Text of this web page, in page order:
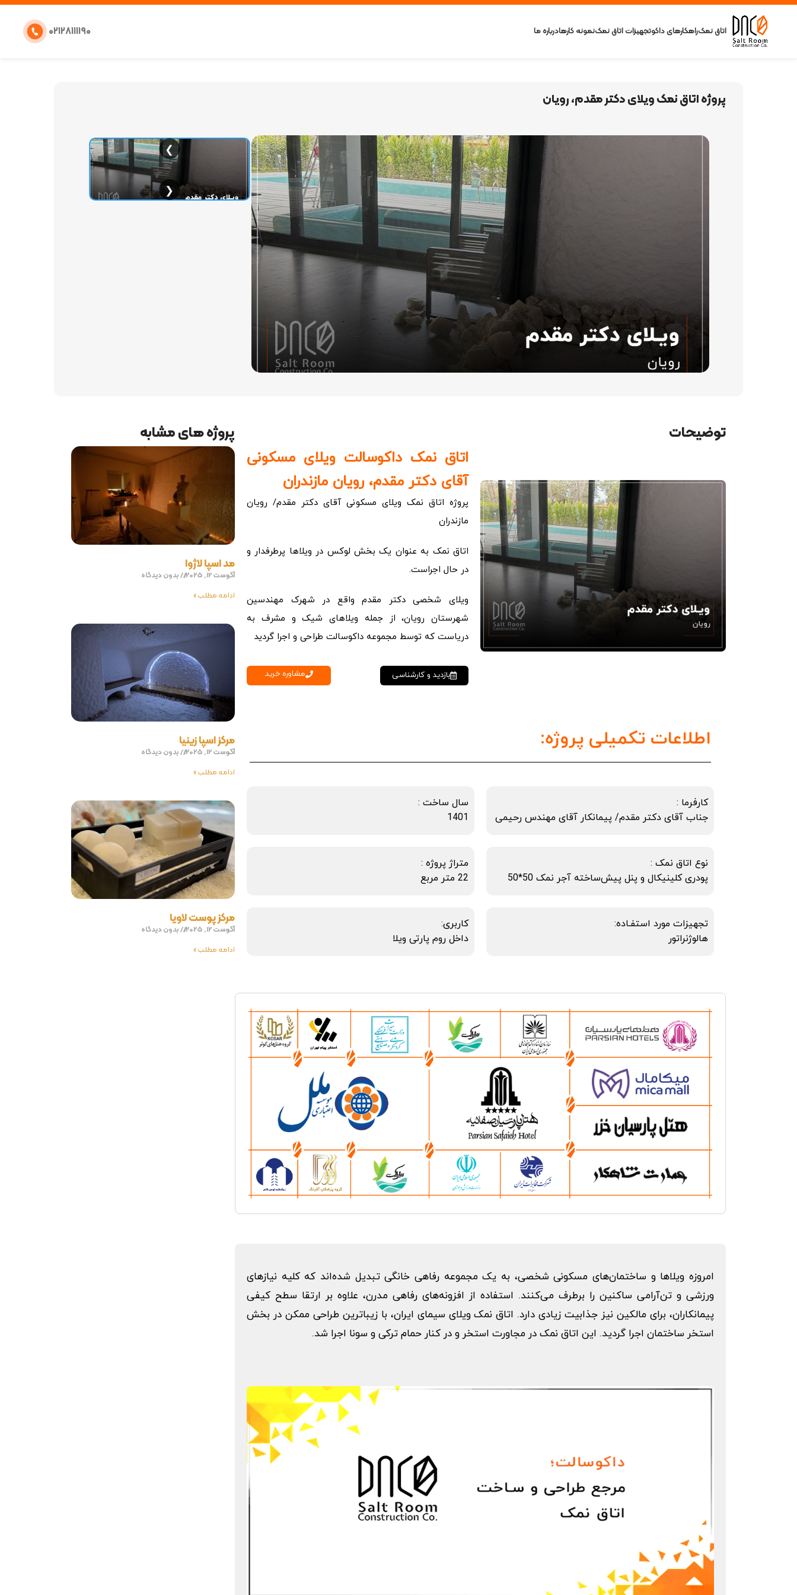
اتاق نمکراهکارهای داکوتجهیزات اتاق نمکنمونه کارهادرباره ما ۰۲۱۲۸۱۱۱۱۹۰
پروژه اتاق نمک ویلای دکتر مقدم، رویان
❯
❮
توضیحات
اتاق نمک داکوسالت ویلای مسکونی
آقای دکتر مقدم، رویان مازندران
پروژه اتاق نمک ویلای مسکونی آقای دکتر مقدم/ رویان
مازندران
اتاق نمک به عنوان یک بخش لوکس در ویلاها پرطرفدار و
در حال اجراست.
ویلای شخصی دکتر مقدم واقع در شهرک مهندسین
شهرستان رویان، از جمله ویلاهای شیک و مشرف به
دریاست که توسط مجموعه داکوسالت طراحی و اجرا گردید
بازدید و کارشناسی مشاوره خرید
اطلاعات تکمیلی پروژه:
کارفرما :
جناب آقای دکتر مقدم/ پیمانکار آقای مهندس رحیمی
سال ساخت :
1401
نوع اتاق نمک :
پودری کلینیکال و پنل پیش‌ساخته آجر نمک 50*50
متراژ پروژه :
22 متر مربع
تجهیزات مورد استفـاده:
هالوژنراتور
کاربری:
داخل روم پارتی ویلا
امروزه ویلاها و ساختمان‌های مسکونی شخصی، به یک مجموعه رفاهی خانگی تبدیل شده‌اند که کلیه نیازهای
ورزشی و تن‌آرامی ساکنین را برطرف می‌کنند. استفاده از افزونه‌های رفاهی مدرن، علاوه بر ارتقا سطح کیفی
پیمانکاران، برای مالکین نیز جذابیت زیادی دارد. اتاق نمک ویلای سیمای ایران، با زیباترین طراحی ممکن در بخش
استخر ساختمان اجرا گردید. این اتاق نمک در مجاورت استخر و در کنار حمام ترکی و سونا اجرا شد.
پروژه های مشابه
مد اسپا لاژوا
آگوست 12, 2025
بدون دیدگاه
ادامه مطلب »
مرکز اسپا زینیا
آگوست 12, 2025
بدون دیدگاه
ادامه مطلب »
مرکز پوست لاویا
آگوست 12, 2025
بدون دیدگاه
ادامه مطلب »